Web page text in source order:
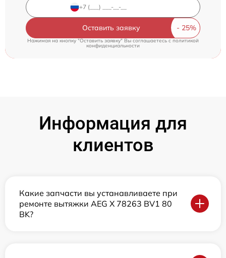
Оставить заявку
Нажимая на кнопку "Оставить заявку" Вы соглашаетесь cполитикой
конфиденциальности
Информация для
клиентов
Какие запчасти вы устанавливаете при
ремонте вытяжки AEG X 78263 BV1 80
BK?